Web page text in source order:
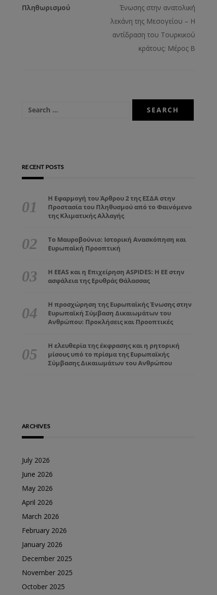
Πληθωρισμού
Ένωσης στην ανατολική
λεκάνη της Μεσογείου – Η
αντίδραση του Τουρκικού
κράτους: Μέρος Β
RECENT POSTS
Η Εφαρμογή του Άρθρου 2 της ΕΣΔΑ στην
Προστασία του Πληθυσμού από το Φαινόμενο
της Κλιματικής Αλλαγής
Το Μαυροβούνιο: Ιστορική Ανασκόπηση και
Ευρωπαϊκή Προοπτική
Η EEAS και η Επιχείρηση ASPIDES: Η ΕΕ στην
ασφάλεια της Ερυθράς Θάλασσας
Η προσχώρηση της Ευρωπαϊκής Ένωσης στην
Ευρωπαϊκή Σύμβαση Δικαιωμάτων του
Ανθρώπου: Προκλήσεις και Προοπτικές
Η ελευθερία της έκφρασης και η ρητορική
μίσους υπό το πρίσμα της Ευρωπαϊκής
Σύμβασης Δικαιωμάτων του Ανθρώπου
ARCHIVES
July 2026
June 2026
May 2026
April 2026
March 2026
February 2026
January 2026
December 2025
November 2025
October 2025